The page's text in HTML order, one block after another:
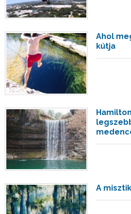
Ahol
kútja
A